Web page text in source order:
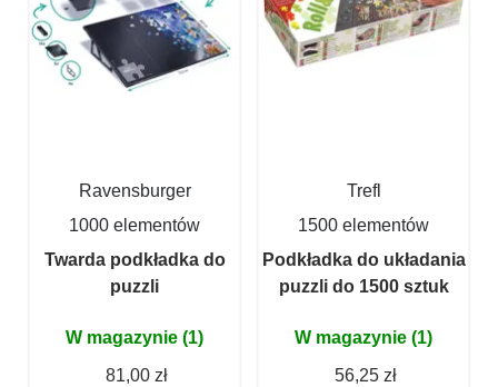
Ravensburger
1000 elementów
Twarda podkładka do
puzzli
W magazynie (1)
81,00 zł
Trefl
1500 elementów
Podkładka do układania
puzzli do 1500 sztuk
W magazynie (1)
56,25 zł